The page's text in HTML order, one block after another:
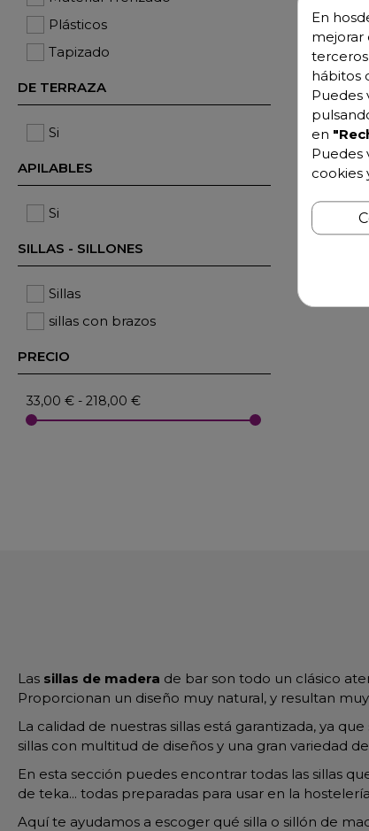
Plásticos
Tapizado
DE TERRAZA
Si
APILABLES
Si
SILLAS - SILLONES
Sillas
sillas con brazos
PRECIO
33,00 € - 218,00 €
Silla de
hierro y
Vallat
Las sillas de madera de bar son todo un clásico
Proporcionan un diseño muy natural, y resultan
La calidad de nuestras sillas está garantizada, ya
sillas con multitud de diseños y una gran variedad
En esta sección puedes encontrar todas las sillas
de teka... todas preparadas para usar en la
Aquí te ayudamos a escoger qué silla o sillón de
En
mejorar
hábitos
Puedes
en
Puedes
cookies